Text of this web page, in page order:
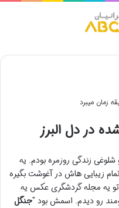
در دل البرز
زندگی روزمره بودم. یه
زیبایی هاش در آغوشت بگیره
یه مجله گردشگری عکس یه
رو دیدم. اسمش بود "جنگل